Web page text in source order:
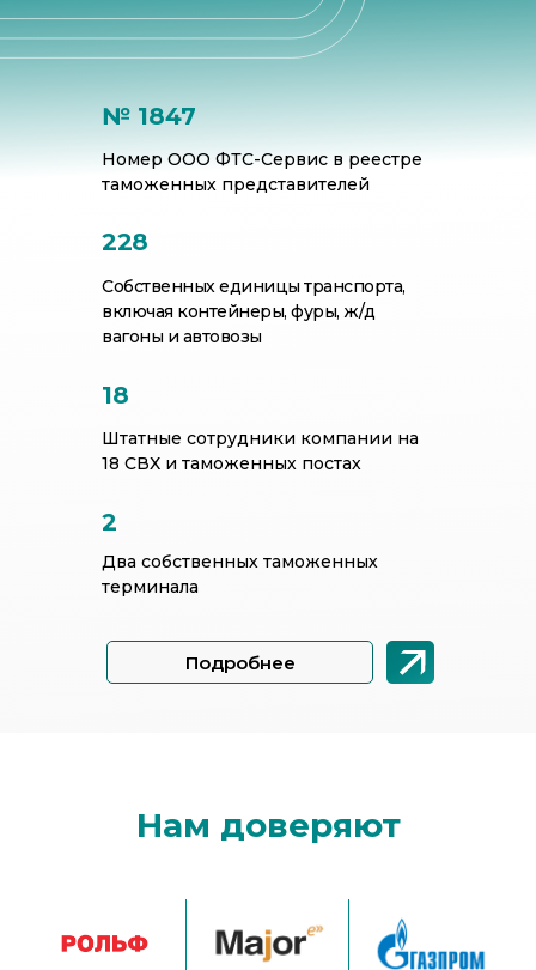
Подробнее
Два собственных таможенных
терминала
2
Штатные сотрудники компании на
18 СВХ и таможенных постах
18
Собственных единицы транспорта,
включая контейнеры, фуры, ж/д
вагоны и автовозы
228
Номер ООО ФТС-Сервис в реестре
таможенных представителей
№ 1847
Нам доверяют